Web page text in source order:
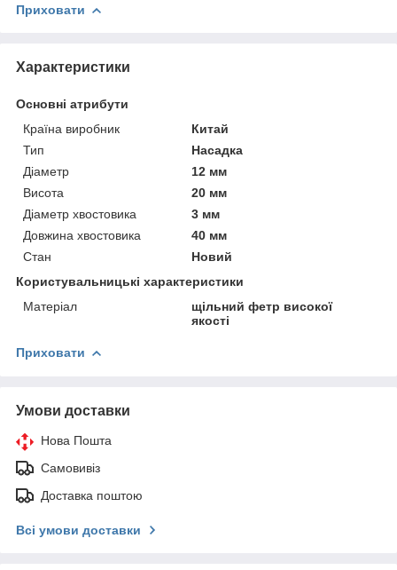
Приховати
Характеристики
Основні атрибути
Країна виробник
Китай
Тип
Насадка
Діаметр
12 мм
Висота
20 мм
Діаметр хвостовика
3 мм
Довжина хвостовика
40 мм
Стан
Новий
Користувальницькі характеристики
Матеріал
щільний фетр високої
якості
Приховати
Умови доставки
Нова Пошта
Самовивіз
Доставка поштою
Всі умови доставки